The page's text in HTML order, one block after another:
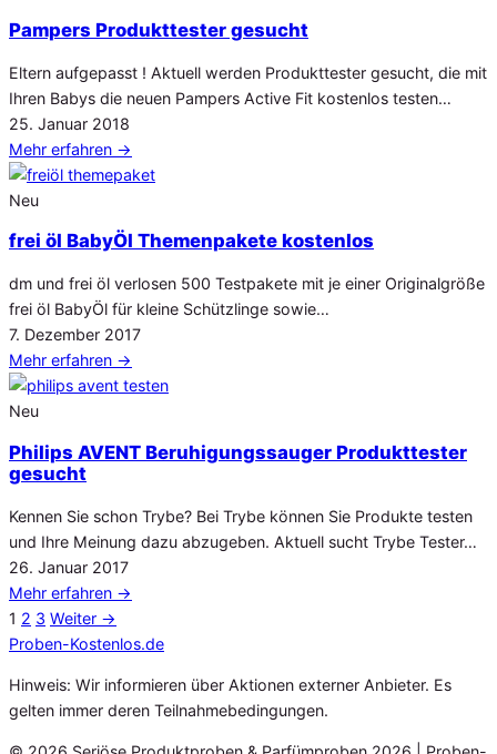
Pampers Produkttester gesucht
Eltern aufgepasst ! Aktuell werden Produkttester gesucht, die mit
Ihren Babys die neuen Pampers Active Fit kostenlos testen…
Veröffentlicht
am
25. Januar 2018
Mehr erfahren →
Neu
frei öl BabyÖl Themenpakete kostenlos
dm und frei öl verlosen 500 Testpakete mit je einer Originalgröße
frei öl BabyÖl für kleine Schützlinge sowie…
Veröffentlicht
am
7. Dezember 2017
Mehr erfahren →
Neu
Philips AVENT Beruhigungssauger Produkttester
gesucht
Kennen Sie schon Trybe? Bei Trybe können Sie Produkte testen
und Ihre Meinung dazu abzugeben. Aktuell sucht Trybe Tester…
Veröffentlicht
am
26. Januar 2017
Mehr erfahren →
Seitennummerierung
der
Beiträge
1 2 3 Weiter →
Proben-Kostenlos.de
Hinweis: Wir informieren über Aktionen externer Anbieter. Es
gelten immer deren Teilnahmebedingungen.